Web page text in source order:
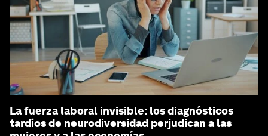
La fuerza laboral invisible: los diagnósticos
tardíos de neurodiversidad perjudican a las